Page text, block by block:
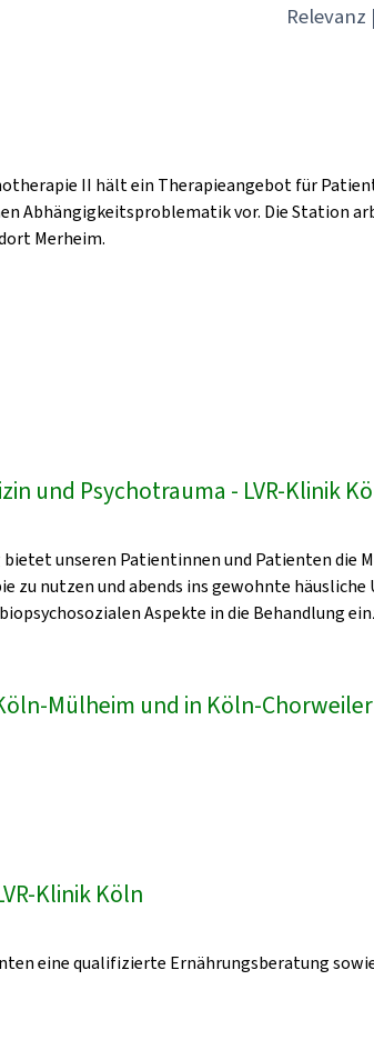
Relevanz |
II hält ein Therapieangebot für
Abhängigkeitsproblematik vor. Die Station
Merheim.
und Psychotrauma - LVR-Klinik
unseren Patientinnen und Patienten die
zu nutzen und abends ins gewohnte häusliche
Aspekte in die Behandlung
Mülheim und in Köln-Chorweiler
Klinik Köln
eine qualifizierte Ernährungsberatung